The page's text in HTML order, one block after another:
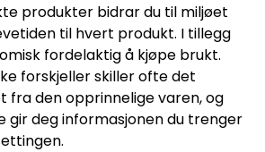
produkter bidrar du til miljøet
til hvert produkt. I tillegg
fordelaktig å kjøpe brukt.
forskjeller skiller ofte det
fra den opprinnelige varen, og
gir deg informasjonen du trenger